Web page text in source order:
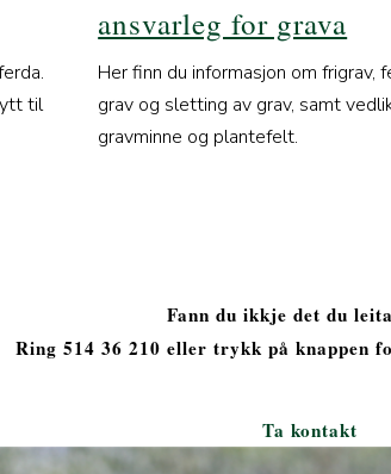
til
ansvarleg for grava
Her finn du informasjon om frigrav,
grav og sletting av grav, samt
gravminne og plantefelt.
Fann du ikkje det du
Ring 514 36 210 eller trykk på knappen
Ta kontakt